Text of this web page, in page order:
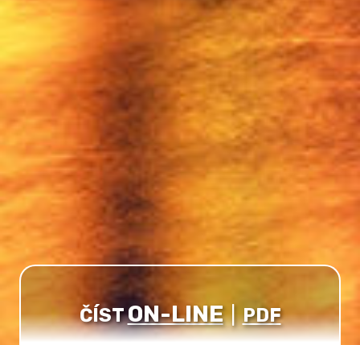
ČÍSTON-LINE | PDF